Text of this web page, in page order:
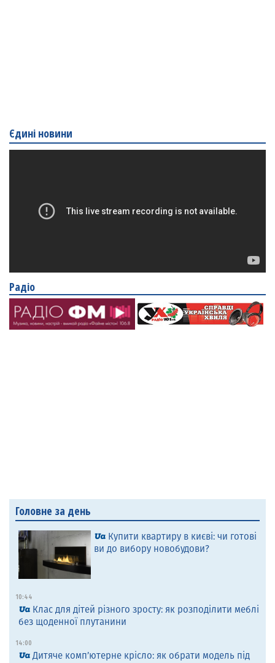
Єдині новини
Радіо
Головне за день
Купити квартиру в києві: чи готові
ви до вибору новобудови?
10:44
Клас для дітей різного зросту: як розподілити меблі
без щоденної плутанини
14:00
Дитяче комп’ютерне крісло: як обрати модель під